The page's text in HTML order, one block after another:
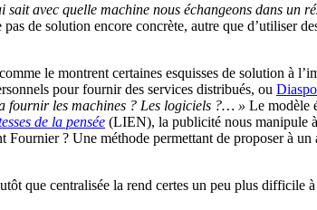
sait avec quelle machine nous échangeons dans un
de solution encore concrète, autre que d’utiliser
le montrent certaines esquisses de solution à
pour fournir des services distribués, ou
fournir les machines ? Les logiciels ?… » Le modèle
de la pensée (LIEN), la publicité nous manipule
Fournier ? Une méthode permettant de proposer à un
que centralisée la rend certes un peu plus difficile